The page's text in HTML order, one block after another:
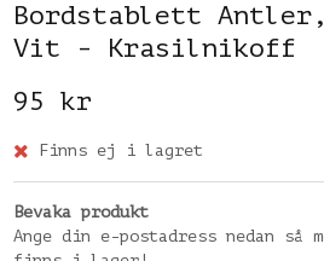
Bordstablett Antler,
Vit - Krasilnikoff
95 kr
Finns ej i lagret
Bevaka produkt
Ange din e-postadress nedan så